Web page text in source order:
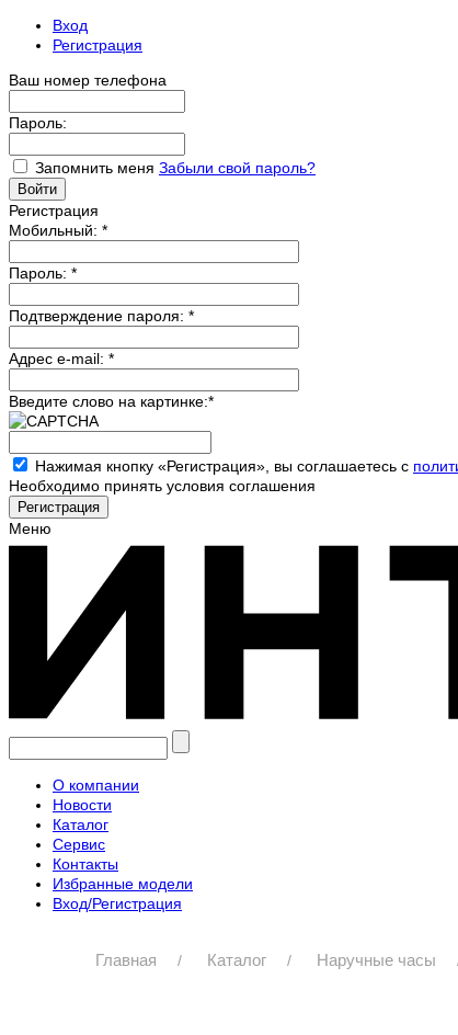
Вход
Регистрация
Ваш номер телефона
Пароль:
Запомнить меня Забыли свой пароль?
Регистрация
Мобильный: *
Пароль: *
Подтверждение пароля: *
Адрес e-mail: *
Введите слово на картинке:*
Нажимая кнопку «Регистрация», вы соглашаетесь с
Необходимо принять условия соглашения
Меню
О компании
Новости
Каталог
Сервис
Контакты
Избранные модели
Вход/Регистрация
Главная Каталог Наручные часы